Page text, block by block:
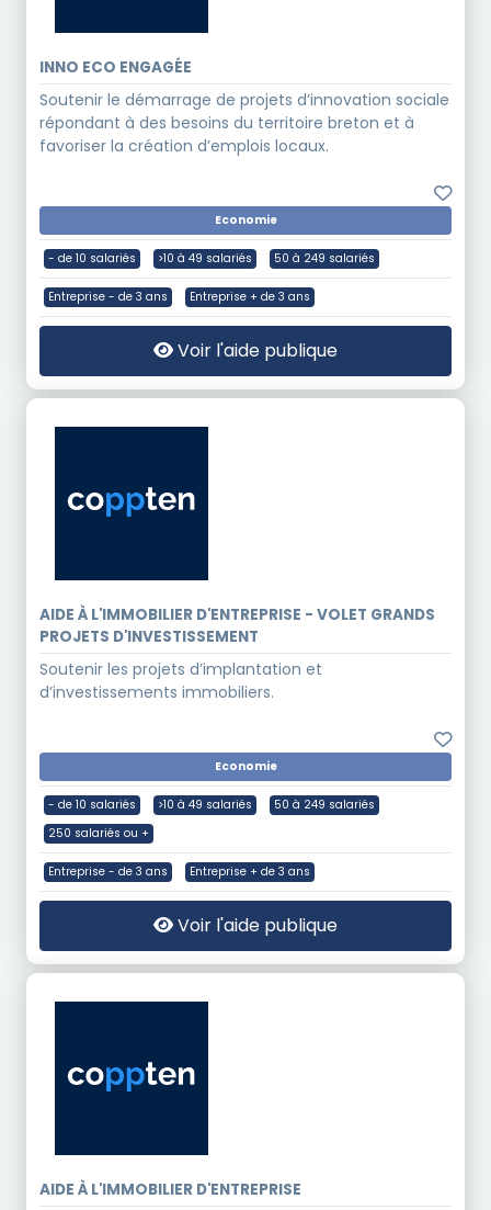
INNO ECO ENGAGÉE
Soutenir le démarrage de projets d’innovation sociale
répondant à des besoins du territoire breton et à
favoriser la création d’emplois locaux.
Economie
- de 10 salariés >10 à 49 salariés 50 à 249 salariés
Entreprise - de 3 ans Entreprise + de 3 ans
Voir l'aide publique
AIDE À L'IMMOBILIER D'ENTREPRISE - VOLET GRANDS
PROJETS D'INVESTISSEMENT
Soutenir les projets d’implantation et
d’investissements immobiliers.
Economie
- de 10 salariés >10 à 49 salariés
50 à 249 salariés
250 salariés ou +
Entreprise - de 3 ans Entreprise + de 3 ans
Voir l'aide publique
AIDE À L'IMMOBILIER D'ENTREPRISE